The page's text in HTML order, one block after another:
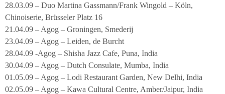
28.03.09 – Duo Martina Gassmann/Frank Wingold – Köln,
Chinoiserie, Brüsseler Platz 16
21.04.09 – Agog – Groningen, Smederij
23.04.09 – Agog – Leiden, de Burcht
28.04.09 -Agog – Shisha Jazz Cafe, Puna, India
30.04.09 – Agog – Dutch Consulate, Mumba, India
01.05.09 – Agog – Lodi Restaurant Garden, New Delhi, India
02.05.09 – Agog – Kawa Cultural Centre, Amber/Jaipur, India